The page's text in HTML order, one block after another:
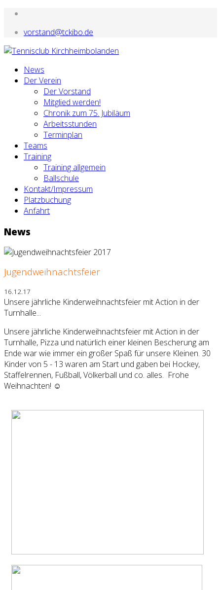
vorstand@tckibo.de
News
Der Verein
Der Vorstand
Mitglied werden!
Chronik zum 75. Jubiläum
Arbeitsstunden
Terminplan
Teams
Training
Training allgemein
Ballschule
Kontakt/Impressum
Platzbuchung
Anfahrt
News
Jugendweihnachtsfeier
16.12.17
Unsere jährliche Kinderweihnachtsfeier mit Action in der
Turnhalle...
Unsere jährliche Kinderweihnachtsfeier mit Action in der
Turnhalle, Pizza und natürlich einer kleinen Bescherung am
Ende war wie immer ein großer Spaß für unsere Kleinen. 30
Kinder von 5 - 13 waren am Start und gaben bei Hockey,
Staffelrennen, Fußball, Völkerball und co. alles. Frohe
Weihnachten! ☺